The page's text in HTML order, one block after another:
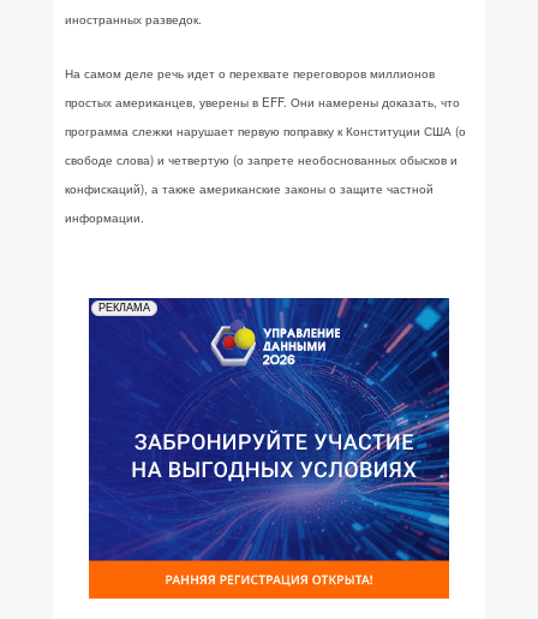
иностранных разведок.
На самом деле речь идет о перехвате переговоров миллионов
простых американцев, уверены в EFF. Они намерены доказать, что
программа слежки нарушает первую поправку к Конституции США (о
свободе слова) и четвертую (о запрете необоснованных обысков и
конфискаций), а также американские законы о защите частной
информации.
РЕКЛАМА